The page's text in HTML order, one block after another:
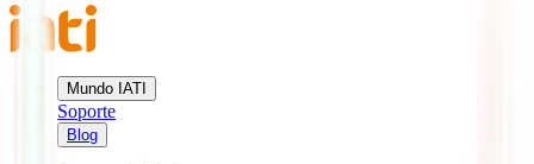
Mundo IATI
Soporte
Blog